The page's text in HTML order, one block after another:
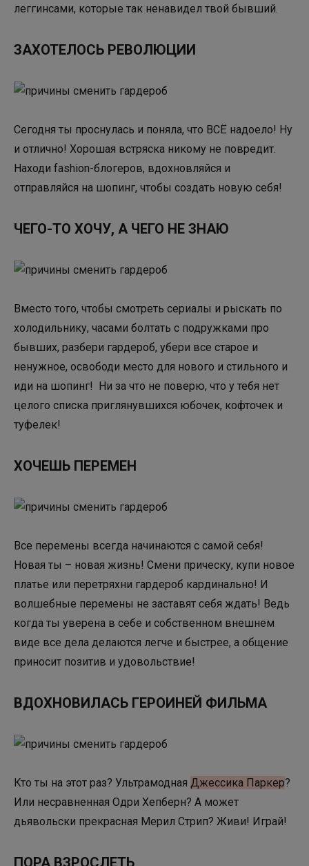
леггинсами, которые так ненавидел твой бывший.
ЗАХОТЕЛОСЬ РЕВОЛЮЦИИ
Сегодня ты проснулась и поняла, что ВСЁ надоело! Ну
и отлично! Хорошая встряска никому не повредит.
Находи fashion-блогеров, вдохновляйся и
отправляйся на шопинг, чтобы создать новую себя!
ЧЕГО-ТО ХОЧУ, А ЧЕГО НЕ ЗНАЮ
Вместо того, чтобы смотреть сериалы и рыскать по
холодильнику, часами болтать с подружками про
бывших, разбери гардероб, убери все старое и
ненужное, освободи место для нового и стильного и
иди на шопинг! Ни за что не поверю, что у тебя нет
целого списка приглянувшихся юбочек, кофточек и
туфелек!
ХОЧЕШЬ ПЕРЕМЕН
Все перемены всегда начинаются с самой себя!
Новая ты – новая жизнь! Смени прическу, купи новое
платье или перетряхни гардероб кардинально! И
волшебные перемены не заставят себя ждать! Ведь
когда ты уверена в себе и собственном внешнем
виде все дела делаются легче и быстрее, а общение
приносит позитив и удовольствие!
ВДОХНОВИЛАСЬ ГЕРОИНЕЙ ФИЛЬМА
Кто ты на этот раз? Ультрамодная Джессика Паркер?
Или несравненная Одри Хепберн? А может
дьявольски прекрасная Мерил Стрип? Живи! Играй!
ПОРА ВЗРОСЛЕТЬ